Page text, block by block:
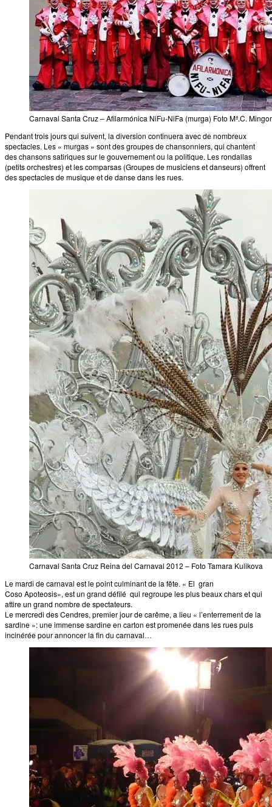
Carnaval Santa Cruz – Afilarmónica NiFu-NiFa (murga) Foto Mª.C.
Pendant trois jours qui suivent, la diversion continuera avec de nombreux
spectacles. Les « murgas » sont des groupes de chansonniers, qui chantent
des chansons satiriques sur le gouvernement ou la politique. Les rondallas
(petits orchestres) et les comparsas (Groupes de musiciens et danseurs) offrent
des spectacles de musique et de danse dans les rues.
Carnaval Santa Cruz Reina del Carnaval 2012 – Foto Tamara Kulikova
Le mardi de carnaval est le point culminant de la fête. « El gran
Coso Apoteosis», est un grand défilé qui regroupe les plus beaux chars et qui
attire un grand nombre de spectateurs.
Le mercredi des Cendres, premier jour de carême, a lieu « l’enterrement de la
sardine »: une immense sardine en carton est promenée dans les rues puis
incinérée pour annoncer la fin du carnaval…